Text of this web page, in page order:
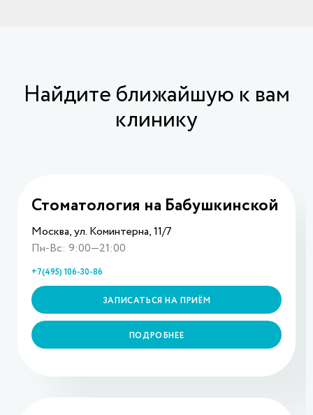
Найдите ближайшую к вам
клинику
Стоматология на Бабушкинской
Москва, ул. Коминтерна, 11/7
Пн-Вс: 9:00—21:00
+7(495) 106-30-86
ЗАПИСАТЬСЯ НА ПРИЁМ
ПОДРОБНЕЕ